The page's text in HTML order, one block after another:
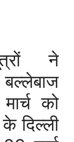
ने
को
दिल्ली